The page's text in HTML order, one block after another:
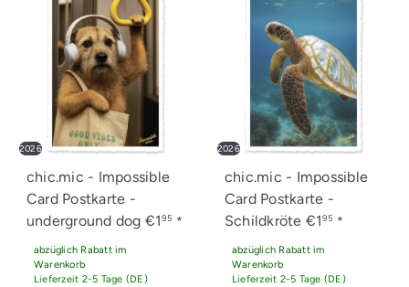
2026
chic.mic - Impossible
Card Postkarte -
underground dog €195 *
abzüglich Rabatt im
Warenkorb
Lieferzeit 2-5 Tage (DE)
2026
chic.mic - Impossible
Card Postkarte -
Schildkröte €195 *
abzüglich Rabatt im
Warenkorb
Lieferzeit 2-5 Tage (DE)